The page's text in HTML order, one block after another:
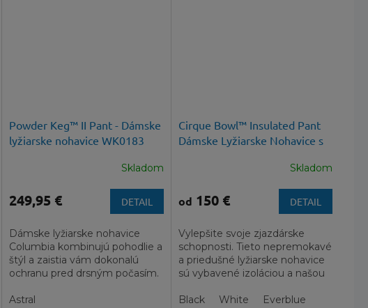
Powder Keg™ II Pant - Dámske
lyžiarske nohavice WK0183
Skladom
249,95 € DETAIL
Dámske lyžiarske nohavice
Columbia kombinujú pohodlie a
štýl a zaistia vám dokonalú
ochranu pred drsným počasím.
Astral
Cirque Bowl™ Insulated Pant
Dámske Lyžiarske Nohavice s
Skladom
od 150 € DETAIL
Vylepšite svoje zjazdárske
schopnosti. Tieto nepremokavé
a priedušné lyžiarske nohavice
sú vybavené izoláciou a našou
termoreflexnou...
Black White Everblue